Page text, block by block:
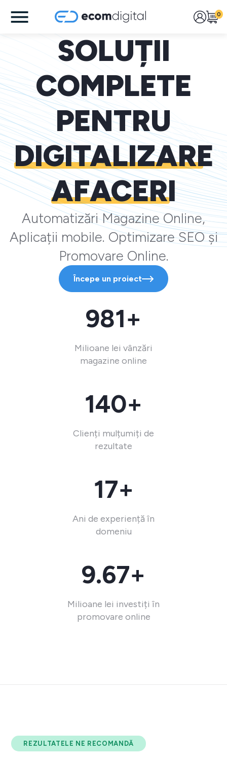
0
SOLUȚII
COMPLETE
PENTRU
DIGITALIZARE
AFACERI
Automatizări Magazine Online,
Aplicații mobile. Optimizare SEO și
Promovare Online.
Începe un proiect
981+
Milioane lei vânzări
magazine online
140+
Clienți mulțumiți de
rezultate
17+
Ani de experiență în
domeniu
9.67+
Milioane lei investiți în
promovare online
REZULTATELE NE RECOMANDĂ